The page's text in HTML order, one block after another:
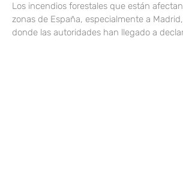
Los incendios forestales que están
zonas de España, especialmente a
donde las autoridades han llegado a